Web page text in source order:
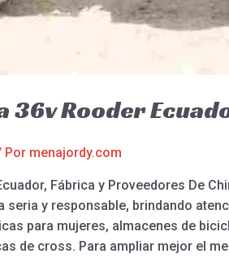
Rooder
Por menajordy.com
Fábrica y Proveedores De
seria y responsable, brindando
para mujeres, almacenes de
de cross. Para ampliar mejor el